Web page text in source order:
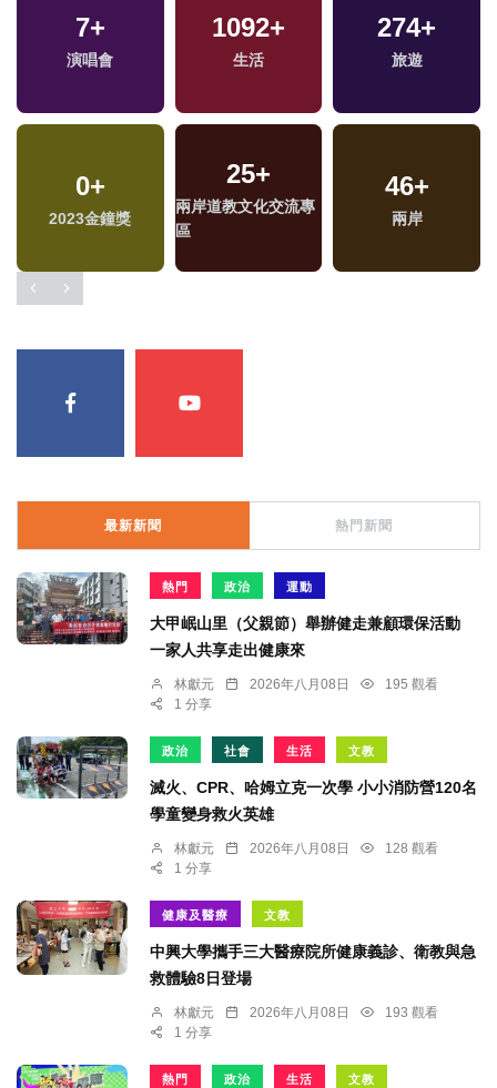
7+
演唱會
1092+
生活
274+
旅遊
0+
2023金鐘獎
25+
兩岸道教文化交流專
區
46+
兩岸
最新新聞 熱門新聞
熱門 政治 運動
大甲岷山里（父親節）舉辦健走兼顧環保活動
一家人共享走出健康來
林獻元 2026年八月08日
195 觀看
1 分享
政治 社會 生活 文教
滅火、CPR、哈姆立克一次學 小小消防營120名
學童變身救火英雄
林獻元 2026年八月08日
128 觀看
1 分享
健康及醫療 文教
中興大學攜手三大醫療院所健康義診、衛教與急
救體驗8日登場
林獻元 2026年八月08日
193 觀看
1 分享
熱門 政治 生活 文教